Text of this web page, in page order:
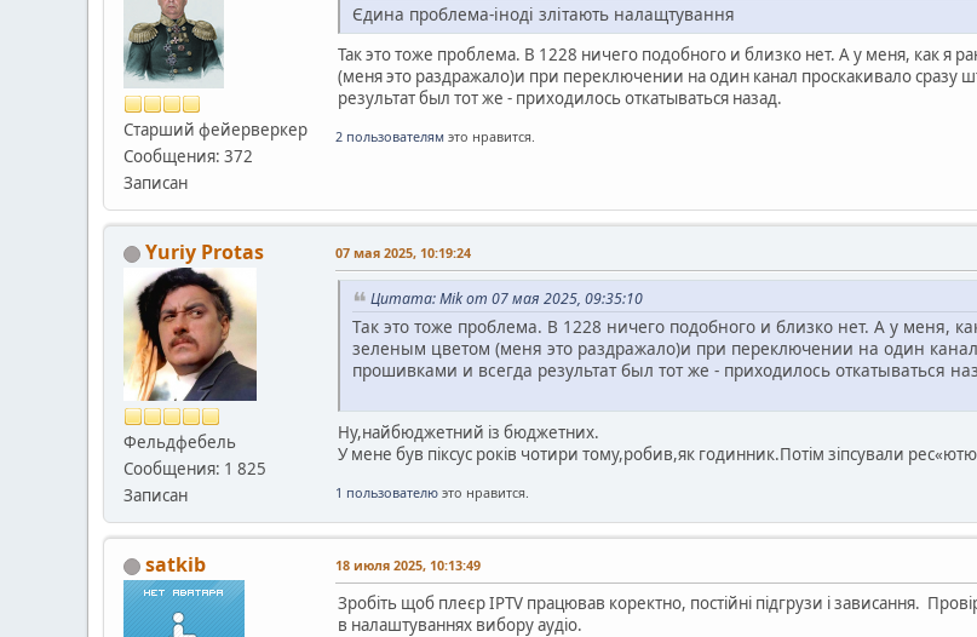
Старший фейерверкер
Сообщения: 372
Записан
Єдина проблема-іноді злітають налащтування
Так это тоже проблема. В 1228 ничего подобного и близко нет. А у меня, как я
(меня это раздражало)и при переключении на один канал проскакивало
результат был тот же - приходилось откатываться назад.
2 пользователям это нравится.
Yuriy Protas
Фельдфебель
Сообщения: 1 825
Записан
07 мая 2025, 10:19:24
Цитата: Mik от 07 мая 2025, 09:35:10
Так это тоже проблема. В 1228 ничего подобного и близко нет. А у меня,
зеленым цветом (меня это раздражало)и при переключении на один
прошивками и всегда результат был тот же - приходилось откатываться
Ну,найбюджетний із бюджетних.
У мене був піксус років чотири тому,робив,як годинник.Потім зіпсували
1 пользователю это нравится.
satkib 18 июля 2025, 10:13:49
Зробіть щоб плеєр IPTV працював коректно, постійні підгрузи і зависання.
в налаштуваннях вибору аудіо.